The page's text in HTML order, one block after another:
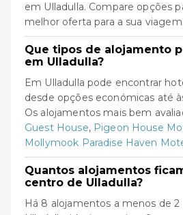
em Ulladulla. Compare opções
melhor oferta para a sua viagem.
Que tipos de alojamento
em Ulladulla?
Em Ulladulla pode encontrar
desde opções económicas até
Os alojamentos mais bem
Guest House, Pigeon House
Mollymook Paradise Haven
Quantos alojamentos
centro de Ulladulla?
Há 8 alojamentos a menos de